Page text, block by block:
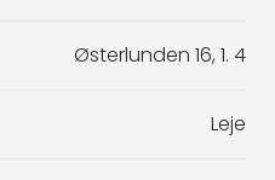
Østerlunden 16, 1. 4
Leje